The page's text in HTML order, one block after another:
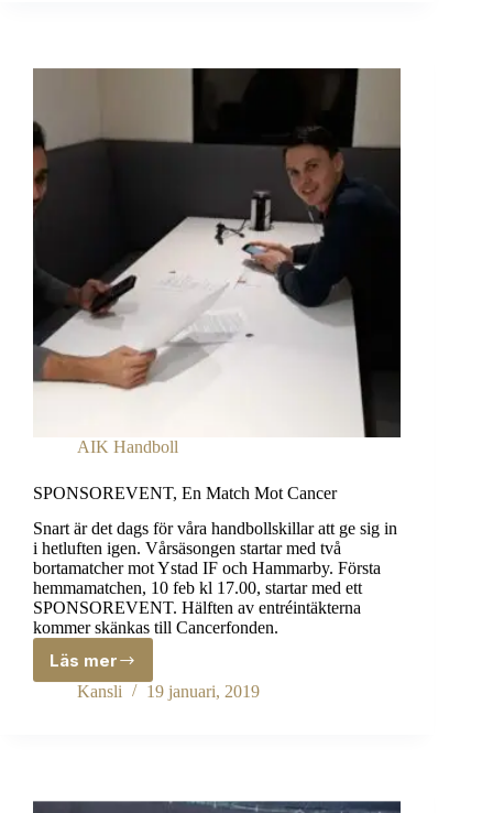
AIK Handboll
SPONSOREVENT, En Match Mot Cancer
Snart är det dags för våra handbollskillar att ge sig in
i hetluften igen. Vårsäsongen startar med två
bortamatcher mot Ystad IF och Hammarby. Första
hemmamatchen, 10 feb kl 17.00, startar med ett
SPONSOREVENT. Hälften av entréintäkterna
kommer skänkas till Cancerfonden.
Läs merSPONSOREVENT,
En
Kansli 19 januari, 2019